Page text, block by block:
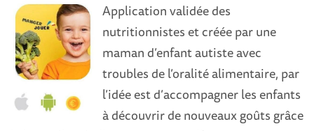
Application validée des
nutritionnistes et créée par une
maman d’enfant autiste avec
troubles de l’oralité alimentaire, par
l’idée est d’accompagner les enfants
à découvrir de nouveaux goûts grâce